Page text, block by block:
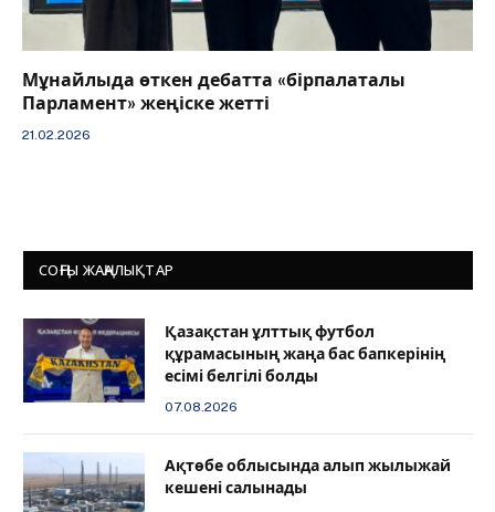
Мұнайлыда өткен дебатта «бірпалаталы
Парламент» жеңіске жетті
21.02.2026
СОҢҒЫ ЖАҢАЛЫҚТАР
Қазақстан ұлттық футбол
құрамасының жаңа бас бапкерінің
есімі белгілі болды
07.08.2026
Ақтөбе облысында алып жылыжай
кешені салынады